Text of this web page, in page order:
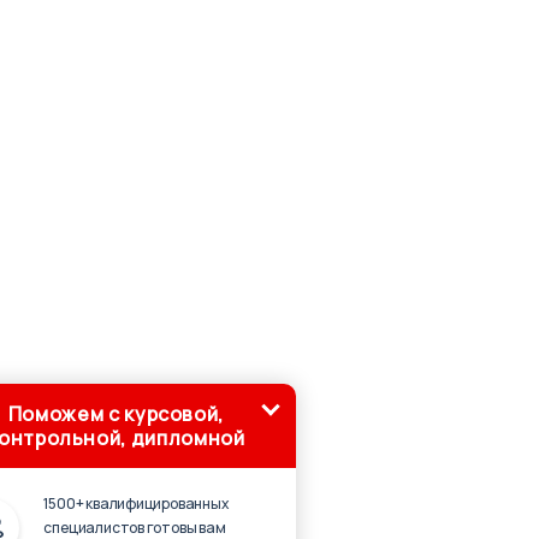
Поможем с курсовой,
дипломной
1500+ квалифицированных
специалистов готовы вам